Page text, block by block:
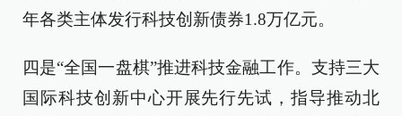
年各类主体发行科技创新债券1.8万亿元。
四是“全国一盘棋”推进科技金融工作。支持三大
国际科技创新中心开展先行先试，指导推动北